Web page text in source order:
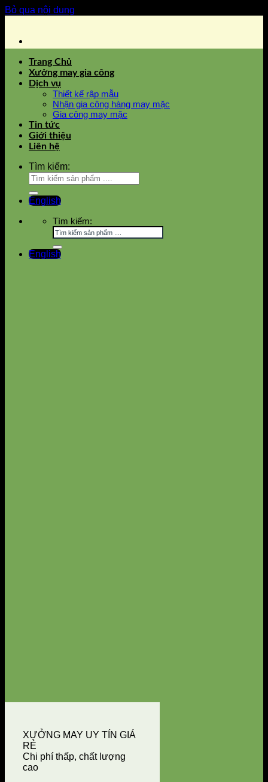
Bỏ qua nội dung
Trang Chủ
Xưởng may gia công
Dịch vụ
Thiết kế rập mẫu
Nhận gia công hàng may mặc
Gia công may mặc
Tin tức
Giới thiệu
Liên hệ
Tìm kiếm:
English
Tìm kiếm:
English
XƯỞNG MAY UY TÍN GIÁ
RẺ
Chi phí thấp, chất lượng
cao